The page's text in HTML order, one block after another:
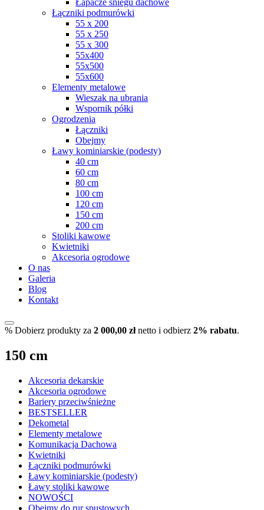
Łapacze śniegu dachowe
Łączniki podmurówki
55 x 200
55 x 250
55 x 300
55x400
55x500
55x600
Elementy metalowe
Wieszak na ubrania
Wspornik półki
Ogrodzenia
Łączniki
Obejmy
Ławy kominiarskie (podesty)
40 cm
60 cm
80 cm
100 cm
120 cm
150 cm
200 cm
Stoliki kawowe
Kwietniki
Akcesoria ogrodowe
O nas
Galeria
Blog
Kontakt
% Dobierz produkty za 2 000,00 złnetto i odbierz 2% rabatu.
150 cm
Akcesoria dekarskie
Akcesoria ogrodowe
Bariery przeciwśnieżne
BESTSELLER
Dekometal
Elementy metalowe
Komunikacja Dachowa
Kwietniki
Łączniki podmurówki
Ławy kominiarskie (podesty)
Ławy stoliki kawowe
NOWOŚCI
Obejmy do rur spustowych